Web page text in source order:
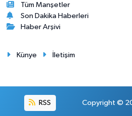
Tüm Manşetler
Son Dakika Haberleri
Haber Arşivi
Künye İletişim
RSS Copyright ©